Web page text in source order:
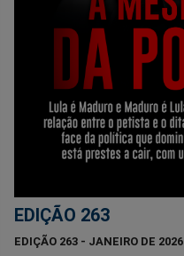
EDIÇÃO 263
EDIÇÃO 263 - JANEIRO DE 2026